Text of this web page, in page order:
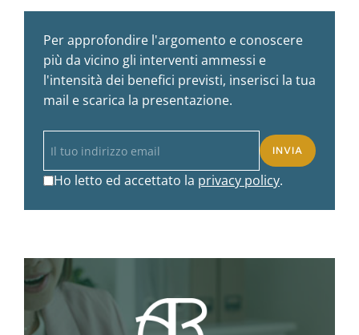
Per approfondire l'argomento e conoscere
più da vicino gli interventi ammessi e
l'intensità dei benefici previsti, inserisci la tua
mail e scarica la presentazione.
Ho letto ed accettato la privacy policy.